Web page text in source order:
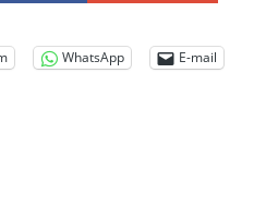
WhatsApp E-mail